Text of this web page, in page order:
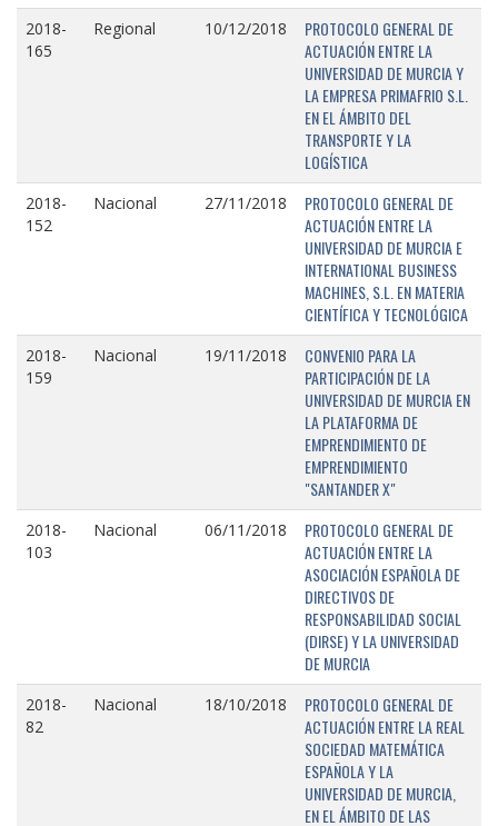
2018-
165
Regional 10/12/2018
PROTOCOLO GENERAL DE
ACTUACIÓN ENTRE LA
UNIVERSIDAD DE MURCIA Y
LA EMPRESA PRIMAFRIO S.L.
EN EL ÁMBITO DEL
TRANSPORTE Y LA
LOGÍSTICA
2018-
152
Nacional 27/11/2018
PROTOCOLO GENERAL DE
ACTUACIÓN ENTRE LA
UNIVERSIDAD DE MURCIA E
INTERNATIONAL BUSINESS
MACHINES, S.L. EN MATERIA
CIENTÍFICA Y TECNOLÓGICA
2018-
159
Nacional 19/11/2018
CONVENIO PARA LA
PARTICIPACIÓN DE LA
UNIVERSIDAD DE MURCIA EN
LA PLATAFORMA DE
EMPRENDIMIENTO DE
EMPRENDIMIENTO
"SANTANDER X"
2018-
103
Nacional 06/11/2018
PROTOCOLO GENERAL DE
ACTUACIÓN ENTRE LA
ASOCIACIÓN ESPAÑOLA DE
DIRECTIVOS DE
RESPONSABILIDAD SOCIAL
(DIRSE) Y LA UNIVERSIDAD
DE MURCIA
2018-
82
Nacional 18/10/2018
PROTOCOLO GENERAL DE
ACTUACIÓN ENTRE LA REAL
SOCIEDAD MATEMÁTICA
ESPAÑOLA Y LA
UNIVERSIDAD DE MURCIA,
EN EL ÁMBITO DE LAS